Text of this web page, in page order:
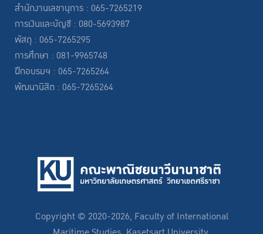
สำนักงานเลขานุการ : 065-7265219
การเงินและบัญชี : 080-5693987
พัสดุ : 065-7265295
การศึกษา : 081-9965748
ฝึกอบรมฯ : 065-7265264
พัฒนานิสิต : 065-7265264
Copyright © 2020-2026, Faculty of International